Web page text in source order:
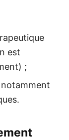
est
;